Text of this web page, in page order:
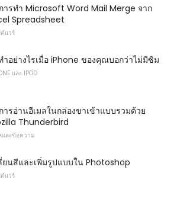
ารทำ Microsoft Word Mail Merge จาก
Spreadsheet
แวร์
ำอย่างไรเมื่อ iPhone ของคุณบอกว่าไม่มีซิม
และ IPOD
ารอ่านอีเมลในกล่องขาเข้าแบบรวมด้วย
Thunderbird
และข้อความ
ยนสีและเพิ่มรูปแบบใน Photoshop
แวร์